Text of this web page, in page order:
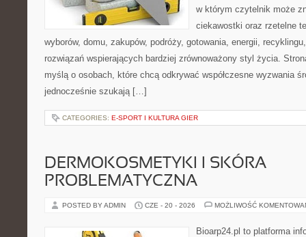
w którym czytelnik może
ciekawostki oraz rzetelne
wyborów, domu, zakupów, podróży, gotowania, energii,
rozwiązań wspierających bardziej zrównoważony styl życia.
myślą o osobach, które chcą odkrywać współczesne wyzwania
jednocześnie szukają […]
CATEGORIES: E-SPORT I KULTURA GIER
DERMOKOSMETYKI I SKÓRA
PROBLEMATYCZNA
POSTED BY ADMIN CZE - 20 - 2026 MOŻLIWOŚĆ
Bioarp24.pl to platforma